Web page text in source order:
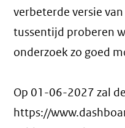
verbeterde versie
tussentijd proberen
onderzoek zo goed
Op 01-06-2027 zal
https://